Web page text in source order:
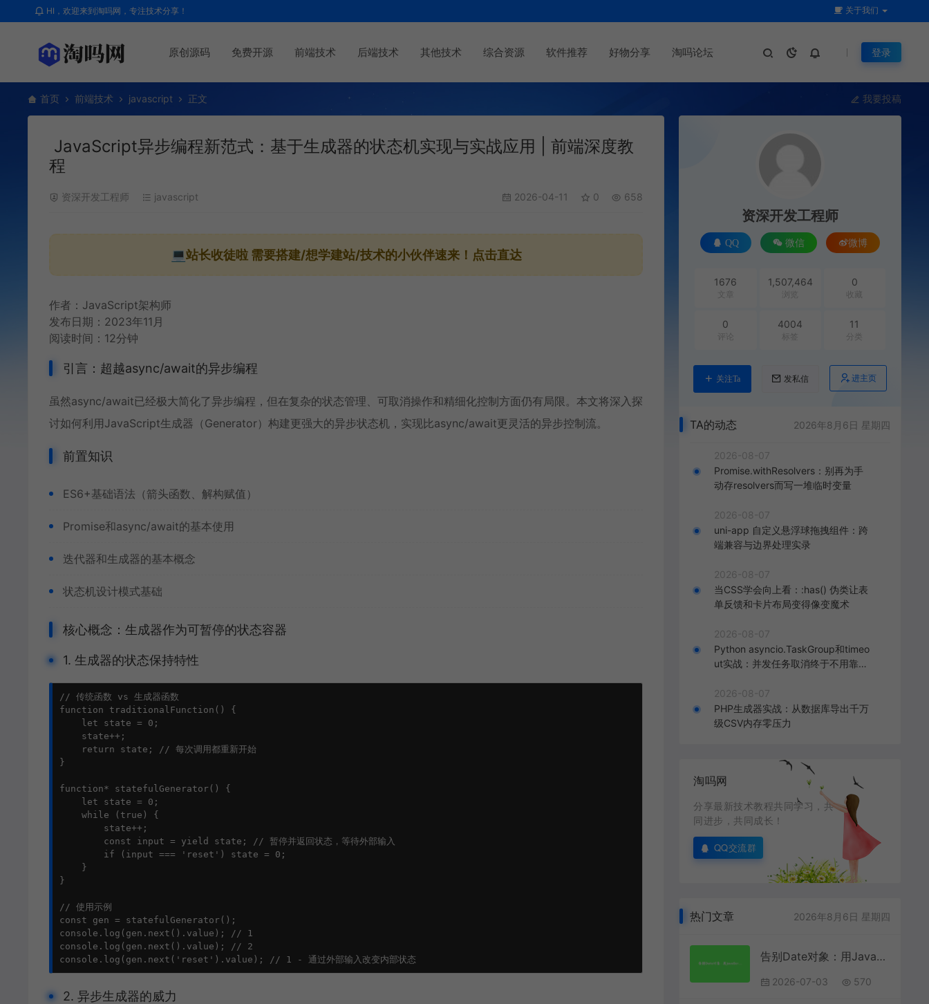
HI，欢迎来到淘吗网，专注技术分享！ 关于我们
原创源码 免费开源 前端技术 后端技术 其他技术 综合资源 软件推荐 好物分享 淘吗论坛 登录
首页 前端技术 javascript 正文 我要投稿
JavaScript异步编程新范式：基于生成器的状态机实现与实战应用 | 前端深度教
程
资深开发工程师 javascript 2026-04-11 0 658
💻站长收徒啦 需要搭建/想学建站/技术的小伙伴速来！点击直达
作者：JavaScript架构师
发布日期：2023年11月
阅读时间：12分钟
引言：超越async/await的异步编程
虽然async/await已经极大简化了异步编程，但在复杂的状态管理、可取消操作和精细化控制方面仍有局限。本文将深入探
讨如何利用JavaScript生成器 （Generator）构建更强大的异步状态机 ，实现比async/await更灵活的异步控制流。
前置知识
ES6+基础语法（箭头函数、解构赋值）
Promise和async/await的基本使用
迭代器和生成器的基本概念
状态机设计模式基础
核心概念：生成器作为可暂停的状态容器
1. 生成器的状态保持特性
// 传统函数 vs 生成器函数
function traditionalFunction() {
    let state = 0;
    state++;
    return state; // 每次调用都重新开始
}
function* statefulGenerator() {
    let state = 0;
    while (true) {
        state++;
        const input = yield state; // 暂停并返回状态，等待外部输入
        if (input === 'reset') state = 0;
    }
}
// 使用示例
const gen = statefulGenerator();
console.log(gen.next().value); // 1
console.log(gen.next().value); // 2
console.log(gen.next('reset').value); // 1 - 通过外部输入改变内部状态
2. 异步生成器的威力
资深开发工程师
QQ 微信 微博
1676
文章
1,507,464
浏览
0
收藏
0
评论
4004
标签
11
分类
关注Ta 发私信 进主页
TA的动态 2026年8月6日 星期四
2026-08-07
Promise.withResolvers：别再为手
动存resolvers而写一堆临时变量
2026-08-07
uni-app 自定义悬浮球拖拽组件：跨
端兼容与边界处理实录
2026-08-07
当CSS学会向上看：:has() 伪类让表
单反馈和卡片布局变得像变魔术
2026-08-07
Python asyncio.TaskGroup和timeo
ut实战：并发任务取消终于不用靠猜
2026-08-07
PHP生成器实战：从数据库导出千万
级CSV内存零压力
淘吗网
分享最新技术教程共同学习，共
同进步，共同成长！
QQ交流群
热门文章 2026年8月6日 星期四
告别Date对象：用JavaScript Temporal API重构跨时区会议调度器
2026-07-03 570